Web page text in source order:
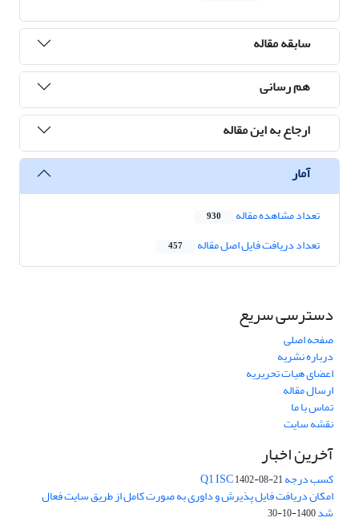
سابقه مقاله
هم رسانی
ارجاع به این مقاله
آمار
تعداد مشاهده مقاله 930
تعداد دریافت فایل اصل مقاله 457
دسترسی سریع
صفحه اصلی
درباره نشریه
اعضای هیات تحریریه
ارسال مقاله
تماس با ما
نقشه سایت
آخرین اخبار
کسب درجه Q1 ISC1402-08-21
امکان دریافت فایل پذیرش و داوری به صورت کامل از طریق سایت فعال
شد1400-10-30